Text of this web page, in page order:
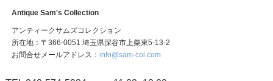
Antique Sam's Collection
アンティークサムズコレクション
所在地：〒366-0051 埼玉県深谷市上柴東5-13-2
お問合せメールアドレス： info@sam-col.com